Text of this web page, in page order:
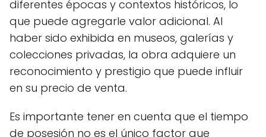
diferentes épocas y contextos históricos, lo
que puede agregarle valor adicional. Al
haber sido exhibida en museos, galerías y
colecciones privadas, la obra adquiere un
reconocimiento y prestigio que puede influir
en su precio de venta.
Es importante tener en cuenta que el tiempo
de posesión no es el único factor que